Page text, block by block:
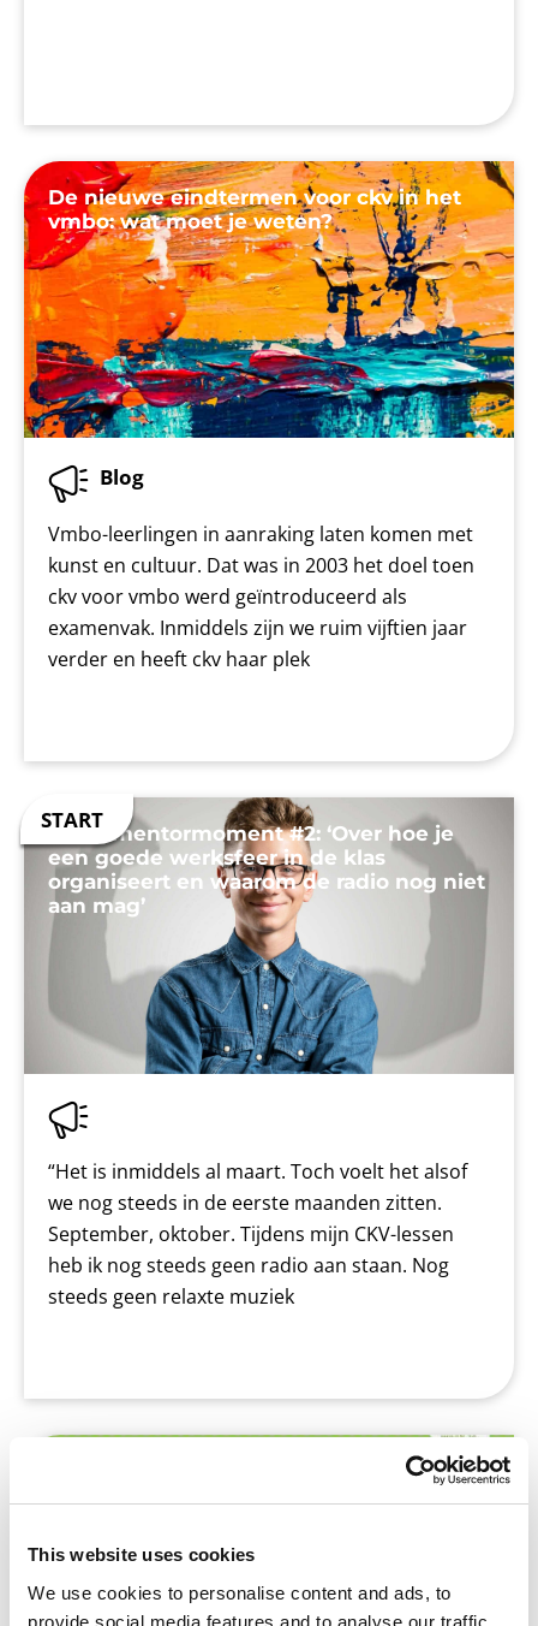
This website uses cookies
We use cookies to personalise content and ads, to
provide social media features and to analyse our traffic.
De nieuwe eindtermen voor ckv in het
vmbo: wat moet je weten?
Blog
Vmbo-leerlingen in aanraking laten komen met
kunst en cultuur. Dat was in 2003 het doel toen
ckv voor vmbo werd geïntroduceerd als
examenvak. Inmiddels zijn we ruim vijftien jaar
verder en heeft ckv haar plek
Jouw mentormoment #2: ‘Over hoe je
een goede werksfeer in de klas
organiseert en waarom de radio nog niet
aan mag’
“Het is inmiddels al maart. Toch voelt het alsof
we nog steeds in de eerste maanden zitten.
September, oktober. Tijdens mijn CKV-lessen
heb ik nog steeds geen radio aan staan. Nog
steeds geen relaxte muziek
Tumult Kunst!? Al tien jaar de leukste